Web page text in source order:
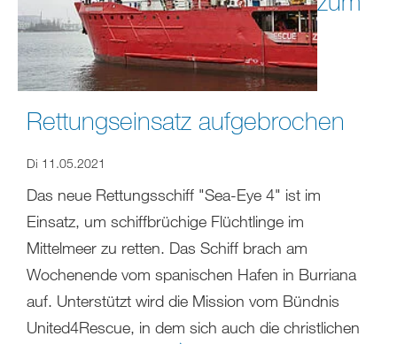
Rettungseinsatz aufgebrochen
Di 11.05.2021
Das neue Rettungsschiff "Sea-Eye 4" ist im
Einsatz, um schiffbrüchige Flüchtlinge im
Mittelmeer zu retten. Das Schiff brach am
Wochenende vom spanischen Hafen in Burriana
auf. Unterstützt wird die Mission vom Bündnis
United4Rescue, in dem sich auch die christlichen